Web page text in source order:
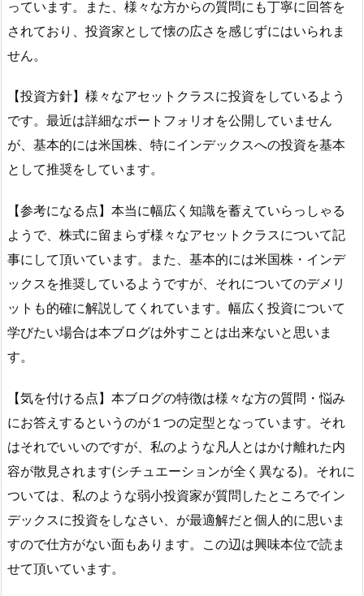
っています。また、様々な方からの質問にも丁寧に回答を
されており、投資家として懐の広さを感じずにはいられま
せん。
【投資方針】様々なアセットクラスに投資をしているよう
です。最近は詳細なポートフォリオを公開していません
が、基本的には米国株、特にインデックスへの投資を基本
として推奨をしています。
【参考になる点】本当に幅広く知識を蓄えていらっしゃる
ようで、株式に留まらず様々なアセットクラスについて記
事にして頂いています。また、基本的には米国株・インデ
ックスを推奨しているようですが、それについてのデメリ
ットも的確に解説してくれています。幅広く投資について
学びたい場合は本ブログは外すことは出来ないと思いま
す。
【気を付ける点】本ブログの特徴は様々な方の質問・悩み
にお答えするというのが１つの定型となっています。それ
はそれでいいのですが、私のような凡人とはかけ離れた内
容が散見されます(シチュエーションが全く異なる)。それに
ついては、私のような弱小投資家が質問したところでイン
デックスに投資をしなさい、が最適解だと個人的に思いま
すので仕方がない面もあります。この辺は興味本位で読ま
せて頂いています。